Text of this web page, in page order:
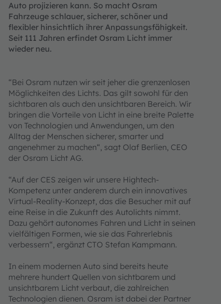
Auto projizieren kann. So macht Osram
Fahrzeuge schlauer, sicherer, schöner und
flexibler hinsichtlich ihrer Anpassungsfähigkeit.
Seit 111 Jahren erfindet Osram Licht immer
wieder neu.
“Bei Osram nutzen wir seit jeher die grenzenlosen
Möglichkeiten des Lichts. Das gilt sowohl für den
sichtbaren als auch den unsichtbaren Bereich. Wir
bringen die Vorteile von Licht in eine breite Palette
von Technologien und Anwendungen, um den
Alltag der Menschen sicherer, smarter und
angenehmer zu machen“, sagt Olaf Berlien, CEO
der Osram Licht AG.
“Auf der CES zeigen wir unsere Hightech-
Kompetenz unter anderem durch ein innovatives
Virtual-Reality-Konzept, das die Besucher mit auf
eine Reise in die Zukunft des Autolichts nimmt.
Dazu gehört autonomes Fahren und Licht in seinen
vielfältigen Formen, wie sie das Fahrerlebnis
verbessern“, ergänzt CTO Stefan Kampmann.
In einem modernen Auto sind bereits heute
mehrere hundert Quellen von sichtbarem und
unsichtbarem Licht verbaut, die zahlreichen
Technologien dienen. Osram ist dabei der Partner